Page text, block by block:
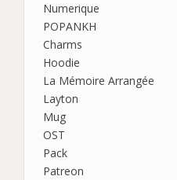
Numerique
POPANKH
Charms
Hoodie
La Mémoire Arrangée
Layton
Mug
OST
Pack
Patreon